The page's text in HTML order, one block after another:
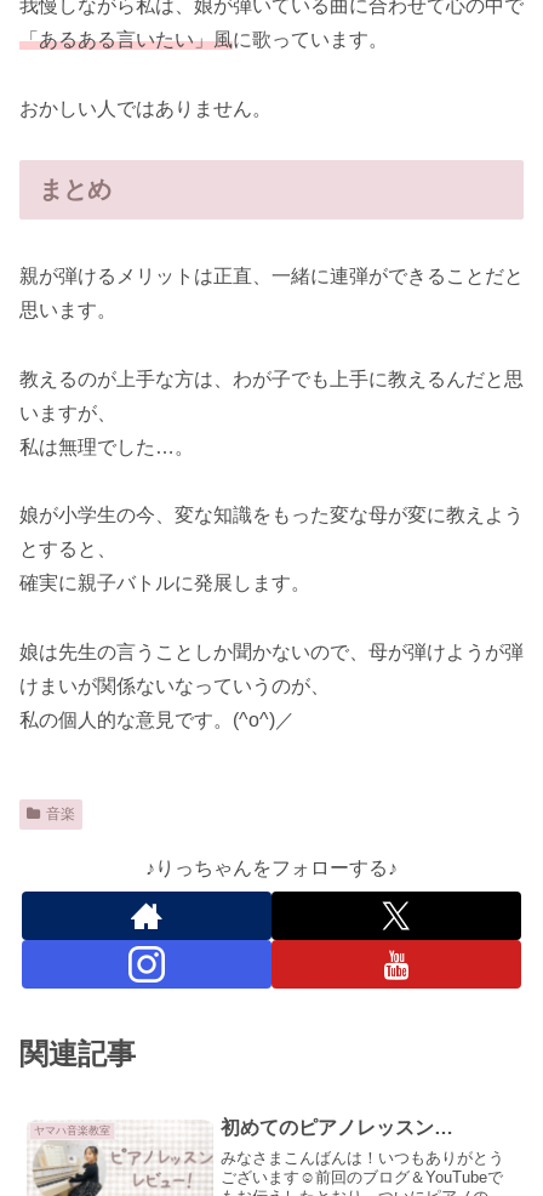
我慢しながら私は、娘が弾いている曲に合わせて心の中で
「あるある言いたい」風に歌っています。
おかしい人ではありません。
まとめ
親が弾けるメリットは正直、一緒に連弾ができることだと
思います。
教えるのが上手な方は、わが子でも上手に教えるんだと思
いますが、
私は無理でした…。
娘が小学生の今、変な知識をもった変な母が変に教えよう
とすると、
確実に親子バトルに発展します。
娘は先生の言うことしか聞かないので、母が弾けようが弾
けまいが関係ないなっていうのが、
私の個人的な意見です。(^o^)／
音楽
♪りっちゃんをフォローする♪
関連記事
ヤマハ音楽教室 初めてのピアノレッスン…
みなさまこんばんは！いつもありがとう
ございます☺前回のブログ＆YouTubeで